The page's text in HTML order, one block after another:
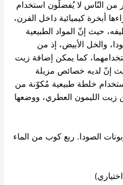
من النّاس لا يُفضلّون استخدام
أبخرة كيميائية داخل الفرن،
حيث إنّ المواد الطبيعية
والخل الأبيض، إذ من
كما يمكن إضافة زيت
إنّ لديه خصائص مزيلة
خلطة طبيعية مُكوّنة من
زيت الليمون العطري، ووضعها
الصودا. ربع كوب من الماء